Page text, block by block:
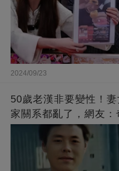
2024/09/23
50歲老漢非要變性！
家關系都亂了，網友：